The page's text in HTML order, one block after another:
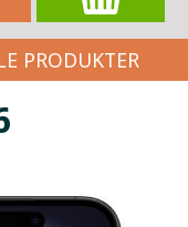
PRODUKTER